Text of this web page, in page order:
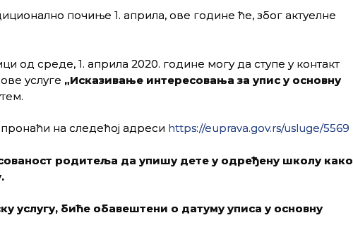
почиње 1. априла, ове године ће, због актуелне
од среде, 1. априла 2020. године могу да ступе у контакт
услуге „Исказивање интересовања за упис у основну
на следећој адреси https://euprava.gov.rs/usluge/5569
родитеља да упишу дете у одређену школу како
услугу, биће обавештени о датуму уписа у основну